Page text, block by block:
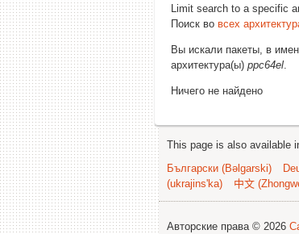
Limit search to a specific
Поиск во всех
Вы искали пакеты, в
архитектура(ы) ppc64el.
Ничего не найдено
This page is also available
Български (Bəlgarski)
(ukrajins'ka)
中文
Авторские права © 2026